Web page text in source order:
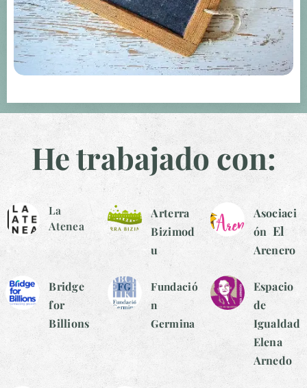
He trabajado con:
La
Atenea
Arterra
Bizimod
u
Asociaci
ón El
Arenero
Bridge
for
Billions
Fundació
n
Germina
Espacio
de
Igualdad
Elena
Arnedo